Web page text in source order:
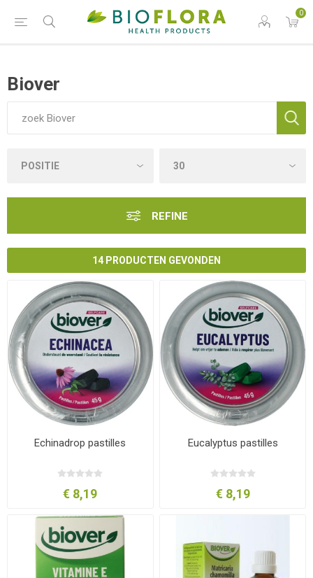
0
Biover
REFINE
14 PRODUCTEN GEVONDEN
Echinadrop pastilles
€ 8,19
Eucalyptus pastilles
€ 8,19